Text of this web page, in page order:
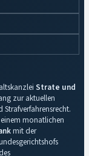
Strate und
zur aktuellen
monatlichen
mit der